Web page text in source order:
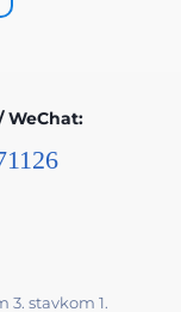
WeChat:
3. stavkom 1.